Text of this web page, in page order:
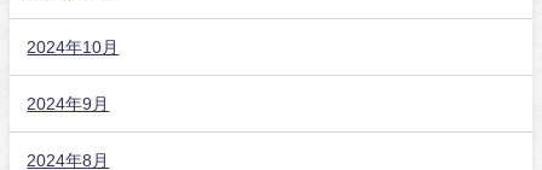
2024年10月
2024年9月
2024年8月